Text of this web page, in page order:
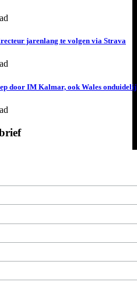
jarenlang te volgen via Strava
door IM Kalmar, ook Wales